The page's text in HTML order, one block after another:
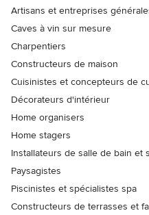
Artisans et entreprises
Caves à vin sur mesure
Charpentiers
Constructeurs de maison
Cuisinistes et concepteurs de
Décorateurs d'intérieur
Home organisers
Home stagers
Installateurs de salle de bain et
Paysagistes
Piscinistes et spécialistes spa
Constructeurs de terrasses et